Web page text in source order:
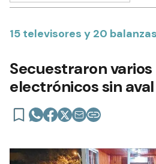
15 televisores y 20
Secuestraron
electrónicos sin